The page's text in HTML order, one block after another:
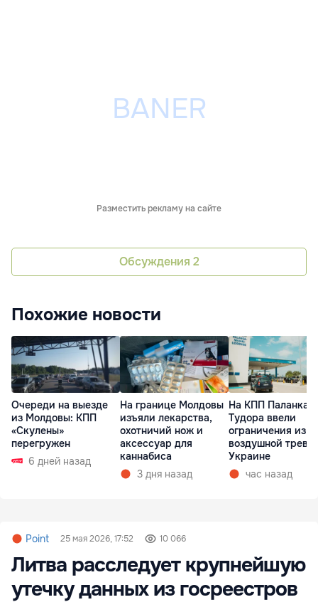
Разместить рекламу на сайте
Обсуждения 2
Похожие новости
Очереди на выезде
из Молдовы: КПП
«Скулены»
перегружен
6 дней назад
На границе Молдовы
изъяли лекарства,
охотничий нож и
аксессуар для
каннабиса
3 дня назад
На КПП Паланка и
Тудора ввели
ограничения из-
воздушной
Украине
час назад
Point 25 мая 2026, 17:52 10 066
Литва расследует крупнейшую
утечку данных из госреестров